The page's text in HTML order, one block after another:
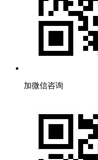
加微信咨询